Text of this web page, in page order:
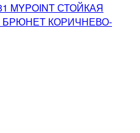
MYPOINT СТОЙКАЯ
БРЮНЕТ КОРИЧНЕВО-